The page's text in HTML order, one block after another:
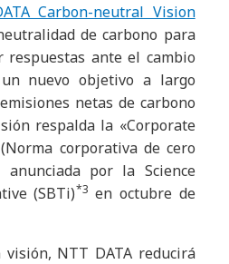
Carbon-neutral Vision
de carbono para
respuestas ante el cambio
nuevo objetivo a largo
netas de carbono
respalda la «Corporate
corporativa de cero
anunciada por la Science
(SBTi)*3 en octubre de
visión, NTT DATA reducirá